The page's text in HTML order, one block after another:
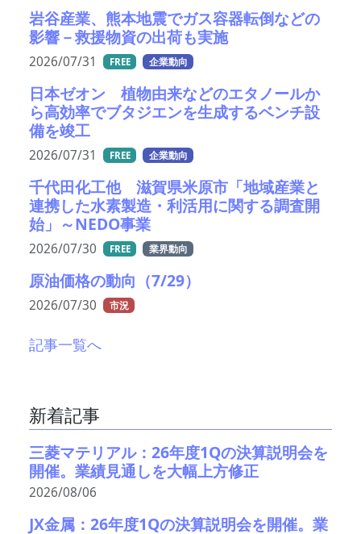
岩谷産業、熊本地震でガス容器転倒などの
影響－救援物資の出荷も実施
2026/07/31 FREE 企業動向
日本ゼオン 植物由来などのエタノールか
ら高効率でブタジエンを生成するベンチ設
備を竣工
2026/07/31 FREE 企業動向
千代田化工他 滋賀県米原市「地域産業と
連携した水素製造・利活用に関する調査開
始」～NEDO事業
2026/07/30 FREE 業界動向
原油価格の動向（7/29）
2026/07/30 市況
記事一覧へ
新着記事
三菱マテリアル：26年度1Qの決算説明会を
開催。業績見通しを大幅上方修正
2026/08/06
JX金属：26年度1Qの決算説明会を開催。業